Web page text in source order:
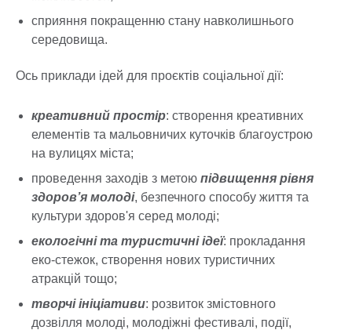
сприяння покращенню стану навколишнього
середовища.
Ось приклади ідей для проєктів соціальної дії:
креативний простір: створення креативних
елементів та мальовничих куточків благоустрою
на вулицях міста;
проведення заходів з метою підвищення рівня
здоров’я молоді, безпечного способу життя та
культури здоров'я серед молоді;
екологічні та туристичні ідеї: прокладання
еко-стежок, створення нових туристичних
атракцій тощо;
творчі ініціативи: розвиток змістовного
дозвілля молоді, молодіжні фестивалі, події,